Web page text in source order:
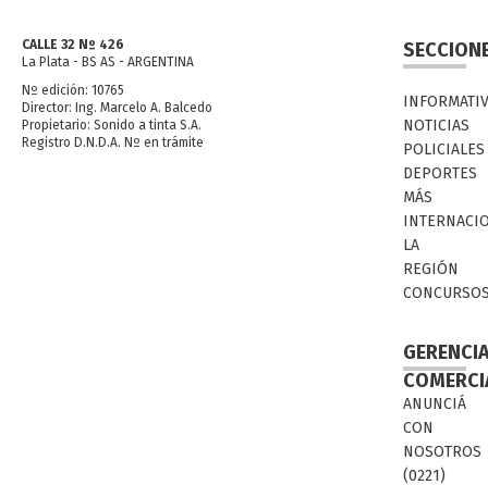
CALLE 32 Nº 426
La Plata - BS AS - ARGENTINA
Nº edición: 10765
Director: Ing. Marcelo A. Balcedo
Propietario: Sonido a tinta S.A.
Registro D.N.D.A. Nº en trámite
NOTICIAS
POLICIALES
DEPORTES
MÁS
LA
REGIÓN
ANUNCIÁ
CON
NOSOTROS
(0221)